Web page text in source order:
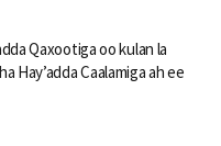
Qaxootiga oo kulan la
Hay’adda Caalamiga ah ee